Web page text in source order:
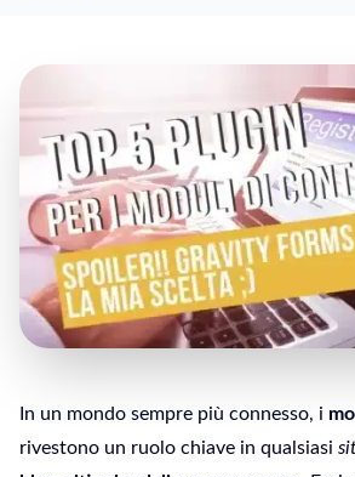
In un mondo sempre più connesso, i
rivestono un ruolo chiave in qualsiasi